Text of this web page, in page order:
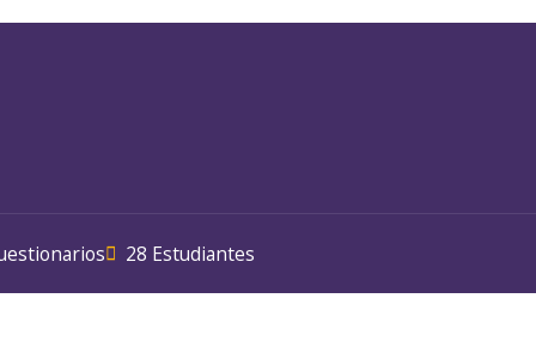
28 Estudiantes